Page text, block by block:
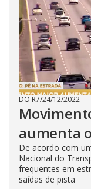
DO R7/24/12/2022
aumenta
De acordo com
Nacional do
frequentes em
saídas de pista